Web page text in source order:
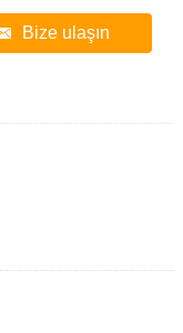
Bize ulaşın